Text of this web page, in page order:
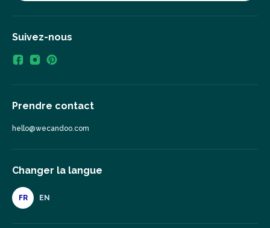
Suivez-nous
Prendre contact
hello@wecandoo.com
Changer la langue
FR EN